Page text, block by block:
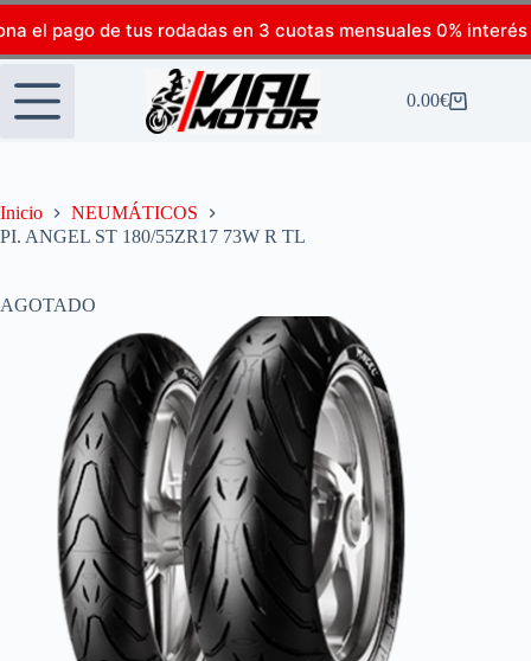
el pago de tus rodadas en 3 cuotas mensuales 0% interés
0.00€
Inicio
NEUMÁTICOS
PI. ANGEL ST 180/55ZR17 73W R TL
AGOTADO